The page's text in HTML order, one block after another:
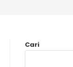
Cari